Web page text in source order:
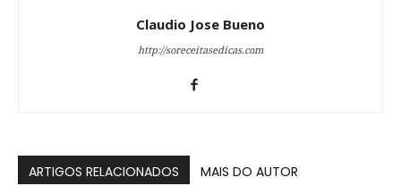
Claudio Jose Bueno
http://soreceitasedicas.com
ARTIGOS RELACIONADOS MAIS DO AUTOR